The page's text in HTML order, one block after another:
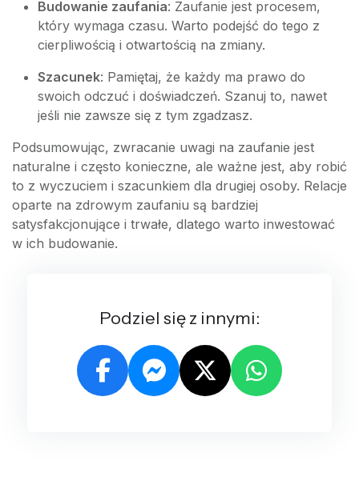
Budowanie zaufania: Zaufanie jest procesem,
który wymaga czasu. Warto podejść do tego z
cierpliwością i otwartością na zmiany.
Szacunek: Pamiętaj, że każdy ma prawo do
swoich odczuć i doświadczeń. Szanuj to, nawet
jeśli nie zawsze się z tym zgadzasz.
Podsumowując, zwracanie uwagi na zaufanie jest
naturalne i często konieczne, ale ważne jest, aby robić
to z wyczuciem i szacunkiem dla drugiej osoby. Relacje
oparte na zdrowym zaufaniu są bardziej
satysfakcjonujące i trwałe, dlatego warto inwestować
w ich budowanie.
Podziel się z innymi: